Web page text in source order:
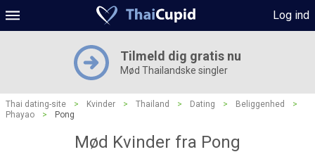
Log ind
Tilmeld dig gratis nu
Mød Thailandske singler
Thai dating-site > Kvinder > Thailand > Dating > Beliggenhed
>
Phayao
> Pong
Mød Kvinder fra Pong